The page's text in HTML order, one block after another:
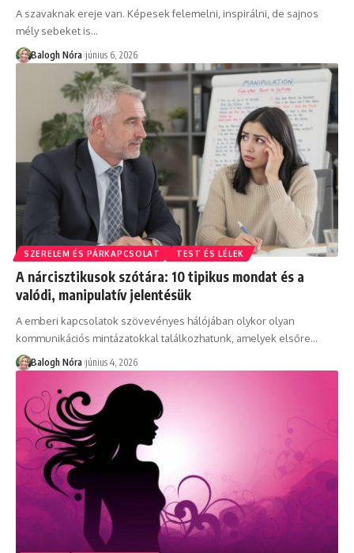
A szavaknak ereje van. Képesek felemelni, inspirálni, de sajnos
mély sebeket is…
Balogh Nóra június 6, 2026
SZERELEM ÉS PÁRKAPCSOLAT TEST ÉS LÉLEK
A nárcisztikusok szótára: 10 tipikus mondat és a
valódi, manipulatív jelentésük
A emberi kapcsolatok szövevényes hálójában olykor olyan
kommunikációs mintázatokkal találkozhatunk, amelyek elsőre…
Balogh Nóra június 4, 2026